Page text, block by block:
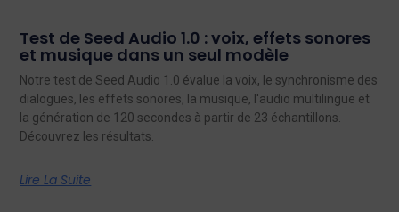
Test de Seed Audio 1.0 : voix, effets sonores
et musique dans un seul modèle
Notre test de Seed Audio 1.0 évalue la voix, le synchronisme des
dialogues, les effets sonores, la musique, l'audio multilingue et
la génération de 120 secondes à partir de 23 échantillons.
Découvrez les résultats.
Lire La Suite